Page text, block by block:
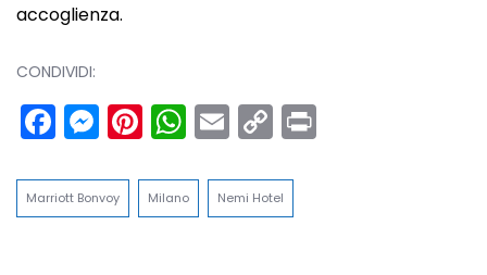
accoglienza.
CONDIVIDI:
Facebook
Messenger
Pinterest
WhatsApp
Email
Copy
Link
Marriott Bonvoy Milano Nemi Hotel